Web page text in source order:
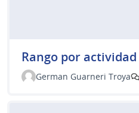
Rango por actividad
German Guarneri Troya